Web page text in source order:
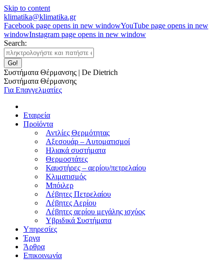
Skip to content
klimatika@klimatika.gr
Facebook page opens in new windowYouTube page opens in new
windowInstagram page opens in new window
Search:
Συστήματα Θέρμανσης | De Dietrich
Συστήματα Θέρμανσης
Για Επαγγελματίες
Εταιρεία
Προϊόντα
Αντλίες Θερμότητας
Αξεσουάρ – Αυτοματισμοί
Ηλιακά συστήματα
Θερμοστάτες
Καυστήρες – αερίου/πετρελαίου
Κλιματισμός
Μπόιλερ
Λέβητες Πετρελαίου
Λέβητες Αερίου
Λέβητες αερίου μεγάλης ισχύος
Υβριδικά Συστήματα
Υπηρεσίες
Έργα
Άρθρα
Επικοινωνία